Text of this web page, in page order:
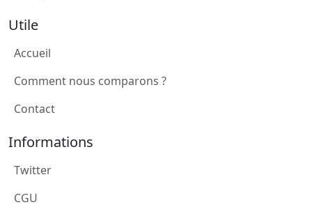
Utile
Accueil
Comment nous comparons ?
Contact
Informations
Twitter
CGU